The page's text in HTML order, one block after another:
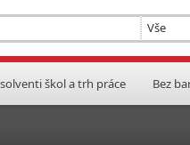
škol a trh práce Bez